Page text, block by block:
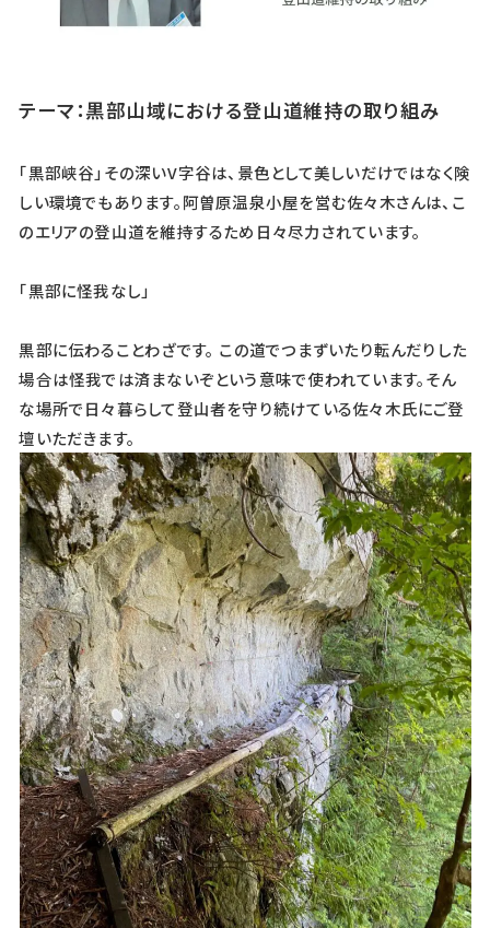
テーマ：黒部山域における登山道維持の取り組み
「黒部峡谷」その深いV字谷は、景色として美しいだけではなく険
しい環境でもあります。阿曽原温泉小屋を営む佐々木さんは、こ
のエリアの登山道を維持するため日々尽力されています。
「黒部に怪我なし」
黒部に伝わることわざです。 この道でつまずいたり転んだりした
場合は怪我では済まないぞという意味で使われています。そん
な場所で日々暮らして登山者を守り続けている佐々木氏にご登
壇いただきます。